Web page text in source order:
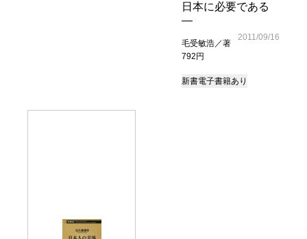
日本に必要である
―
毛受敏浩／著
792円
2011/09/16
新書電子書籍あり